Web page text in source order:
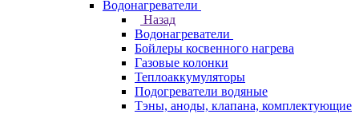
Водонагреватели
Назад
Водонагреватели
Бойлеры косвенного нагрева
Газовые колонки
Теплоаккумуляторы
Подогреватели водяные
Тэны, аноды, клапана, комплектующие